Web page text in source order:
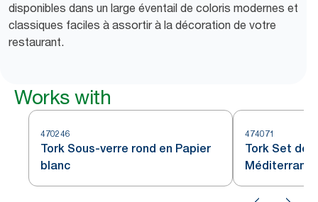
disponibles dans un large éventail de coloris modernes et
classiques faciles à assortir à la décoration de votre
restaurant.
Works with
470246
Tork Sous-verre rond en Papier
blanc
474071
Tork Set de